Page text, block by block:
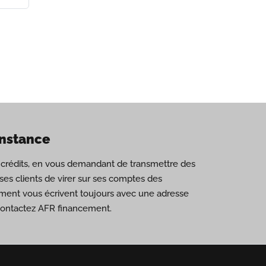
en vous demandant de transmettre des
clients de virer sur ses comptes des
vous écrivent toujours avec une adresse
AFR financement.